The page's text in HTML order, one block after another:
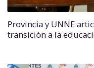
Provincia y UNNE
transición a la